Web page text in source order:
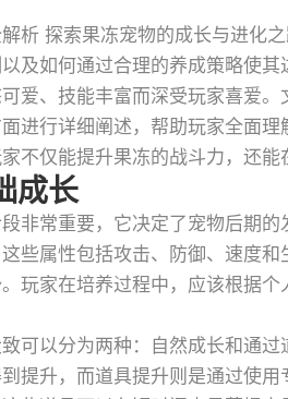
解析 探索果冻宠物的成长与进化
及如何通过合理的养成策略使
爱、技能丰富而深受玩家喜爱
进行详细阐述，帮助玩家全面
不仅能提升果冻的战斗力，还能
成长
非常重要，它决定了宠物后期
些属性包括攻击、防御、速度和
玩家在培养过程中，应该根据
可以分为两种：自然成长和通
提升，而道具提升则是通过使